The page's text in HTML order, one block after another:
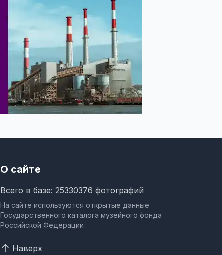
О сайте
Всего в базе: 25330376 фотографий
На сайте используются открытые данные
Государственного каталога музейного фонда
Российской Федерации
Наверх